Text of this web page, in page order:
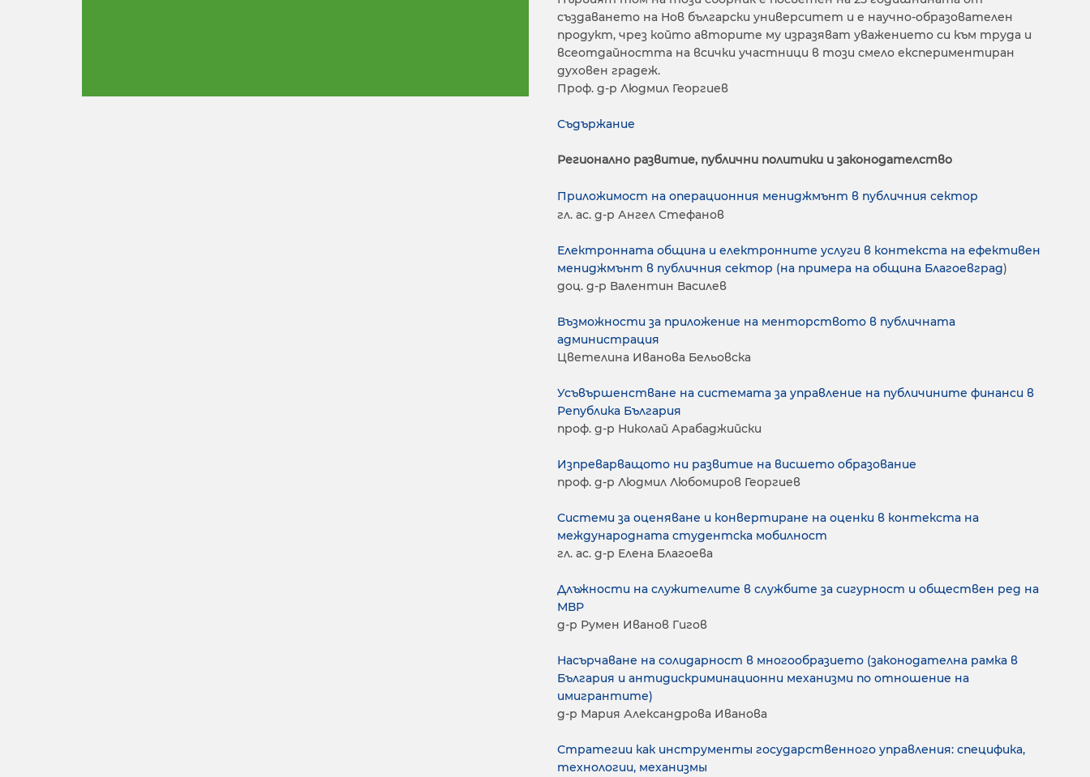
създаването на Нов български университет и е научно-образователен
продукт, чрез който авторите му изразяват уважението си към труда и
всеотдайността на всички участници в този смело експериментиран
духовен градеж.
Проф. д-р Людмил Георгиев
Съдържание
Регионално развитие, публични политики и законодателство
Приложимост на операционния мениджмънт в публичния сектор
гл. ас. д-р Ангел Стефанов
Електронната община и електронните услуги в контекста на ефективен
мениджмънт в публичния сектор (на примера на община Благоевград)
доц. д-р Валентин Василев
Възможности за приложение на менторството в публичната
администрация
Цветелина Иванова Бельовска
Усъвършенстване на системата за управление на публичините финанси в
Република България
проф. д-р Николай Арабаджийски
Изпреварващото ни развитие на висшето образование
проф. д-р Людмил Любомиров Георгиев
Системи за оценяване и конвертиране на оценки в контекста на
международната студентска мобилност
гл. ас. д-р Елена Благоева
Длъжности на служителите в службите за сигурност и обществен ред на
МВР
д-р Румен Иванов Гигов
Насърчаване на солидарност в многообразието (законодателна рамка в
България и антидискриминационни механизми по отношение на
имигрантите)
д-р Мария Александрова Иванова
Стратегии как инструменты государственного управления: специфика,
технологии, механизмы